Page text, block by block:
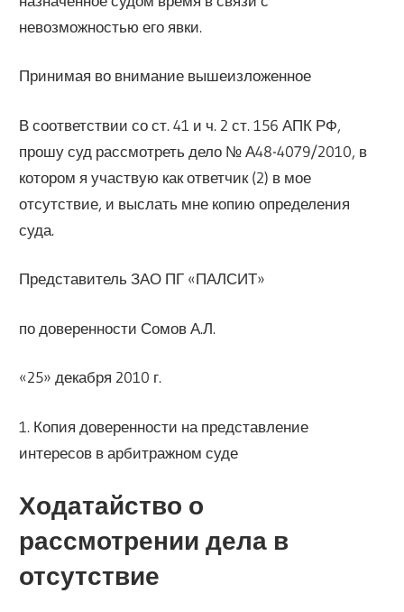
невозможностью его явки.
Принимая во внимание вышеизложенное
В соответствии со ст. 41 и ч. 2 ст. 156 АПК РФ,
прошу суд рассмотреть дело № А48-4079/2010, в
котором я участвую как ответчик (2) в мое
отсутствие, и выслать мне копию определения
суда.
Представитель ЗАО ПГ «ПАЛСИТ»
по доверенности Сомов А.Л.
«25» декабря 2010 г.
1. Копия доверенности на представление
интересов в арбитражном суде
Ходатайство о
рассмотрении дела в
отсутствие